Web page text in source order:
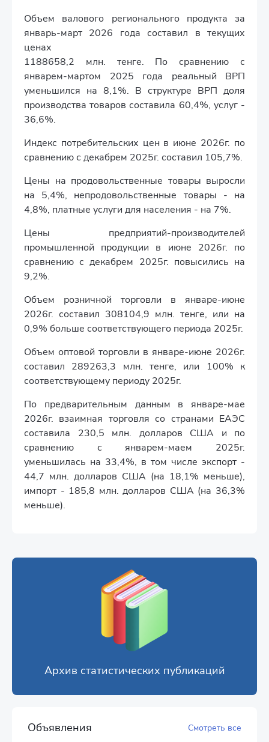
Объем валового регионального продукта за
январь-март 2026 года составил в текущих
ценах
1188658,2 млн. тенге. По сравнению с
январем-мартом 2025 года реальный ВРП
уменьшился на 8,1%. В структуре ВРП доля
производства товаров составила 60,4%, услуг -
36,6%.
Индекс потребительских цен в июне 2026г. по
сравнению с декабрем 2025г. составил 105,7%.
Цены на продовольственные товары выросли
на 5,4%, непродовольственные товары - на
4,8%, платные услуги для населения - на 7%.
Цены предприятий-производителей
промышленной продукции в июне 2026г. по
сравнению с декабрем 2025г. повысились на
9,2%.
Объем розничной торговли в январе-июне
2026г. составил 308104,9 млн. тенге, или на
0,9% больше соответствующего периода 2025г.
Объем оптовой торговли в январе-июне 2026г.
составил 289263,3 млн. тенге, или 100% к
соответствующему периоду 2025г.
По предварительным данным в январе-мае
2026г. взаимная торговля со странами ЕАЭС
составила 230,5 млн. долларов CША и по
сравнению с январем-маем 2025г.
уменьшилась на 33,4%, в том числе экспорт -
44,7 млн. долларов США (на 18,1% меньше),
импорт - 185,8 млн. долларов США (на 36,3%
меньше).
Архив статистических публикаций
Объявления Смотреть все